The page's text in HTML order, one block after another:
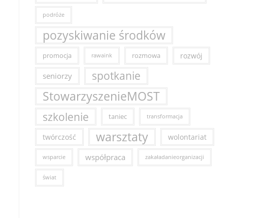
podróże
pozyskiwanie środków
promocja rawaink rozmowa rozwój
seniorzy spotkanie
StowarzyszenieMOST
szkolenie taniec transformacja
twórczość warsztaty wolontariat
wsparcie współpraca zakaładanieorganizacji
świat